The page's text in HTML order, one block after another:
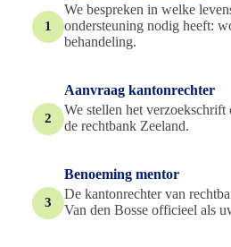
1
We bespreken in welke
ondersteuning nodig heeft:
behandeling.
2
Aanvraag kantonrechter
We stellen het
de rechtbank Zeeland.
3
Benoeming mentor
De kantonrechter van
Van den Bosse officieel als